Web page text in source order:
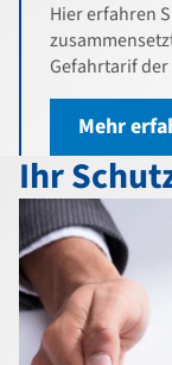
Hier erfahren
Gefahrtarif
Mehr
Ihr